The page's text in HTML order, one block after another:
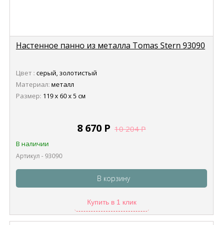
Настенное панно из металла Tomas Stern 93090
Цвет : серый, золотистый
Материал: металл
Размер: 119 х 60 х 5 см
8 670 Р 10 204Р
В наличии
Артикул - 93090
В корзину
Купить в 1 клик